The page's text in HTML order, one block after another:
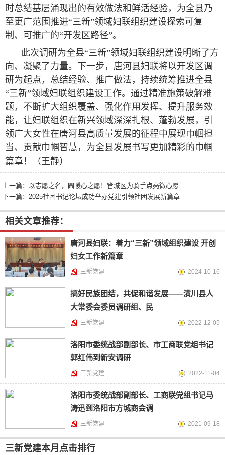
时总结基层涌现出的有效做法和鲜活经验，为全县乃
至更广范围推进“三新”领域妇联组织建设探索可复
制、可推广的“开发区路径”。
此次调研为全县“三新”领域妇联组织建设明晰了方
向、凝聚了力量。下一步，唐河县妇联将以开发区调
研为起点，总结经验、推广做法，持续统筹推进全县
“三新”领域妇联组织建设工作。通过精准施策破解难
题，不断扩大组织覆盖、强化作用发挥、提升服务效
能，让妇联组织在新兴领域深深扎根、蓬勃发展，引
领广大女性在唐河县高质量发展的征程中展现巾帼担
当、贡献巾帼智慧，为全县发展书写更加精彩的巾帼
篇章！（王静）
上一篇： 以志愿之名，圆暖心之愿！管城区为骑手点亮微心愿
下一篇： 2025社团书记论坛成功举办党建引领社团发展新篇章
相关文章推荐：
唐河县妇联：着力“三新”领域组织建设 开创
妇女工作新篇章
三新党建 2024-10-16
搞好民族团结，共促和谐发展——潢川县人
大常委会委员调研组、民
三新党建 2022-12-05
洛阳市委统战部副部长、市工商联党组书记
郭红伟到新安调研
三新党建 2022-11-04
洛阳市委统战部副部长、工商联党组书记马
涛迅到洛阳市方城商会调
三新党建 2021-09-18
三新党建本月点击排行